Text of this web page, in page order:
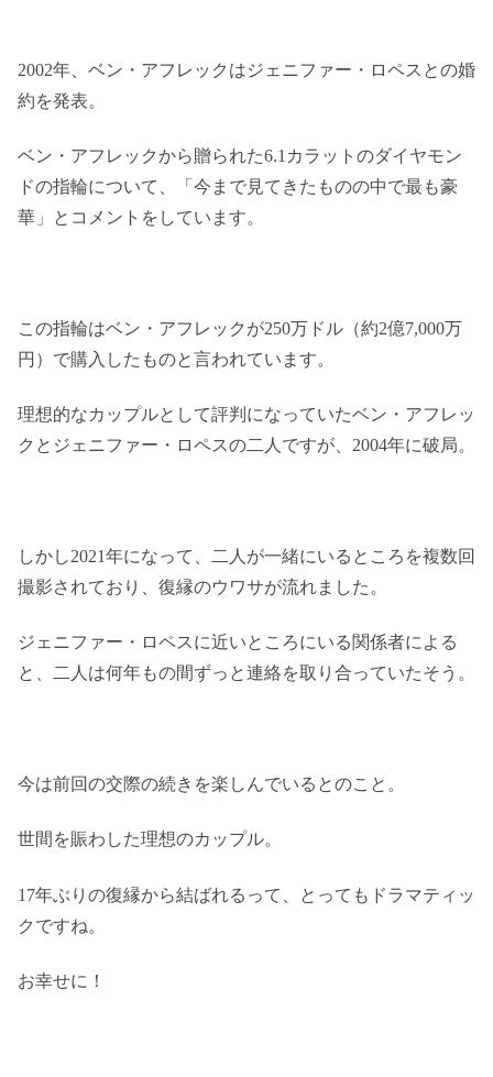
2002年、ベン・アフレックはジェニファー・ロペスとの婚
約を発表。
ベン・アフレックから贈られた6.1カラットのダイヤモン
ドの指輪について、「今まで見てきたものの中で最も豪
華」とコメントをしています。
この指輪はベン・アフレックが250万ドル（約2億7,000万
円）で購入したものと言われています。
理想的なカップルとして評判になっていたベン・アフレッ
クとジェニファー・ロペスの二人ですが、2004年に破局。
しかし2021年になって、二人が一緒にいるところを複数回
撮影されており、復縁のウワサが流れました。
ジェニファー・ロペスに近いところにいる関係者による
と、二人は何年もの間ずっと連絡を取り合っていたそう。
今は前回の交際の続きを楽しんでいるとのこと。
世間を賑わした理想のカップル。
17年ぶりの復縁から結ばれるって、とってもドラマティッ
クですね。
お幸せに！